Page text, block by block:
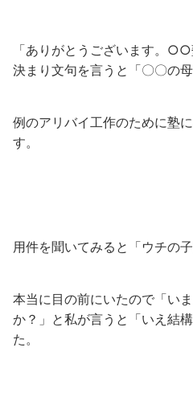
「ありがとうございます。
決まり文句を言うと「〇〇の母
例のアリバイ工作のために塾
す。
用件を聞いてみると「ウチの
本当に目の前にいたので「い
か？」と私が言うと「いえ結
た。